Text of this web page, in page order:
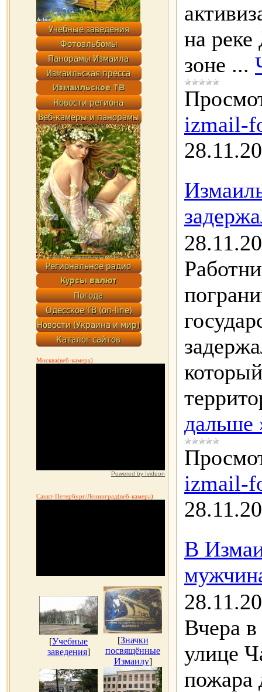
Москва(веб-камера)
Powered by Ivideon
Санкт-Петербург/Ленинград(веб-камера)
[Учебные
заведения]
[Значки
посвящённые
Измаилу]
на
зоне ...
izmail-
дальше
izmail-
В
Вчера
улице
пожара